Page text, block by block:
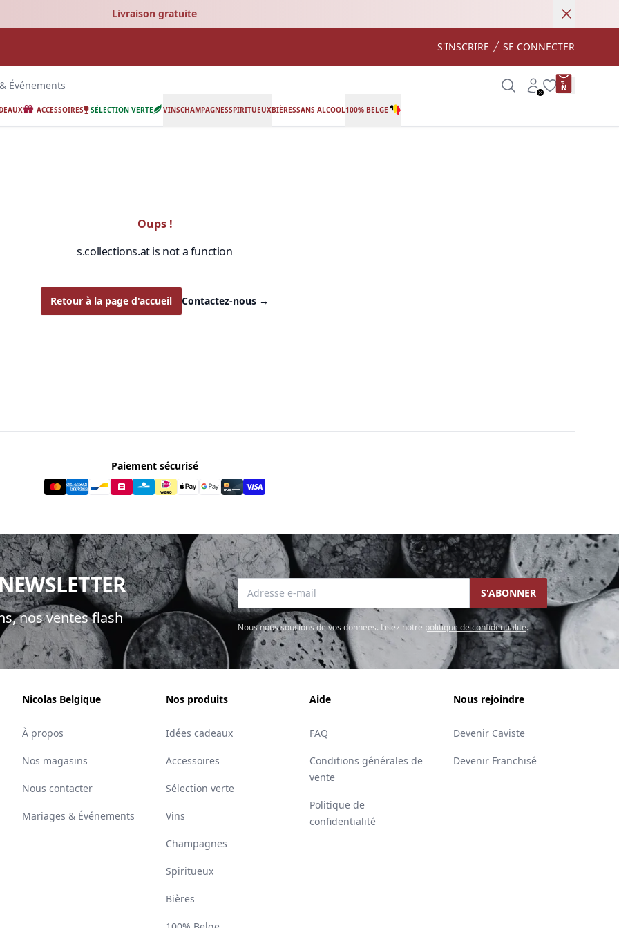
Livraison gratuite Annuler
S'INSCRIRE SE CONNECTER
Événements SearchAccount
Wishlistproduct
ACCESSOIRES SÉLECTION VERTE VINSCHAMPAGNESSPIRITUEUXBIÈRESSANS ALCOOL100% BELGE
Oups !
s.collections.at is not a function
Retour à la page d'accueil Contactez-nous →
Paiement sécurisé
nos ventes flash
Adresse e-mail S'ABONNER
Nous nous soucions de vos données. Lisez notre politique de confidentialité.
Nicolas Belgique
À propos
Nos magasins
Nous contacter
Mariages & Événements
Nos produits
Idées cadeaux
Accessoires
Sélection verte
Vins
Champagnes
Spiritueux
Bières
Aide
FAQ
Conditions générales de
vente
Politique de
confidentialité
Nous rejoindre
Devenir Caviste
Devenir Franchisé